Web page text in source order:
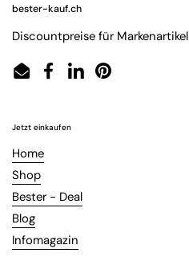
bester-kauf.ch
Discountpreise für Markenartikel
EmailFacebook
LinkedInPinterest
Jetzt einkaufen
Home
Shop
Bester - Deal
Blog
Infomagazin